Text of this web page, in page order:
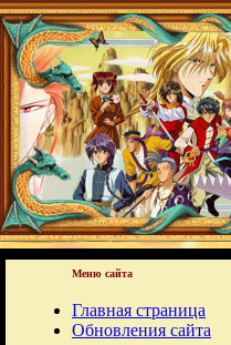
Меню сайта
Главная страница
Обновления сайта